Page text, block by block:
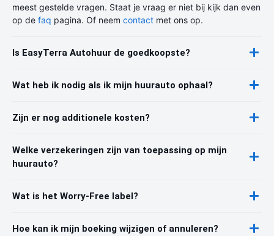
meest gestelde vragen. Staat je vraag er niet bij kijk dan even
op de faq pagina. Of neem contact met ons op.
Is EasyTerra Autohuur de goedkoopste?
Wat heb ik nodig als ik mijn huurauto ophaal?
Zijn er nog additionele kosten?
Welke verzekeringen zijn van toepassing op mijn
huurauto?
Wat is het Worry-Free label?
Hoe kan ik mijn boeking wijzigen of annuleren?